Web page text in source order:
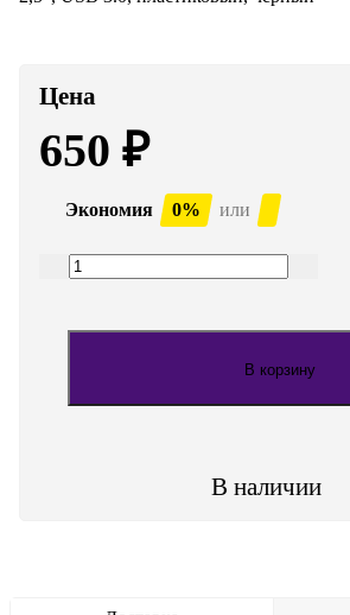
Цена
650 ₽
Экономия 0% или
В корзину
В наличии